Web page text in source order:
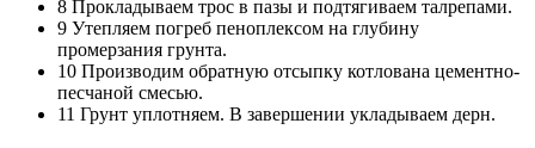
8 Прокладываем трос в пазы и подтягиваем талрепами.
9 Утепляем погреб пеноплексом на глубину
промерзания грунта.
10 Производим обратную отсыпку котлована цементно-
песчаной смесью.
11 Грунт уплотняем. В завершении укладываем дерн.